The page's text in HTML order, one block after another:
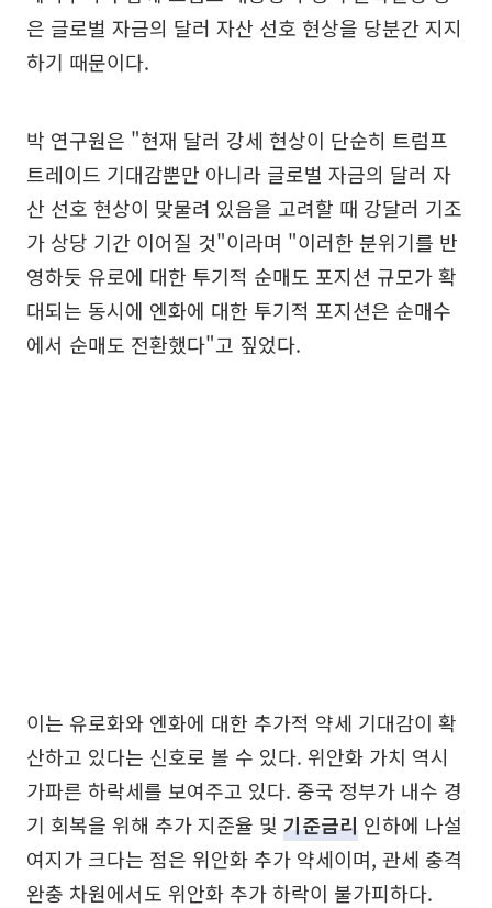
은 글로벌 자금의 달러 자산 선호 현상을 당분간 지지
하기 때문이다.
박 연구원은 "현재 달러 강세 현상이 단순히 트럼프
트레이드 기대감뿐만 아니라 글로벌 자금의 달러 자
산 선호 현상이 맞물려 있음을 고려할 때 강달러 기조
가 상당 기간 이어질 것"이라며 "이러한 분위기를 반
영하듯 유로에 대한 투기적 순매도 포지션 규모가 확
대되는 동시에 엔화에 대한 투기적 포지션은 순매수
에서 순매도 전환했다"고 짚었다.
이는 유로화와 엔화에 대한 추가적 약세 기대감이 확
산하고 있다는 신호로 볼 수 있다. 위안화 가치 역시
가파른 하락세를 보여주고 있다. 중국 정부가 내수 경
기 회복을 위해 추가 지준율 및 기준금리 인하에 나설
여지가 크다는 점은 위안화 추가 약세이며, 관세 충격
완충 차원에서도 위안화 추가 하락이 불가피하다.